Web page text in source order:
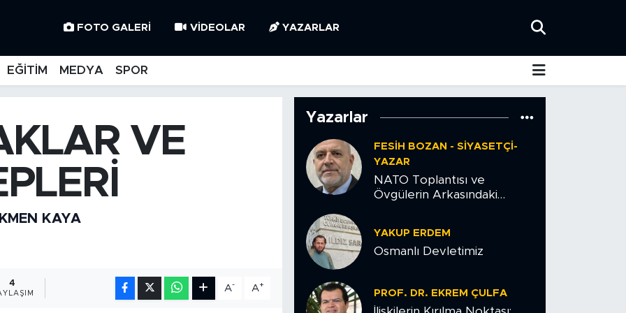
FOTO GALERI VIDEOLAR YAZARLAR
EĞİTİM MEDYA SPOR
VE
KAYA
4 A- A+
Yazarlar
FESIH BOZAN - SIYASETÇI-
YAZAR
NATO Toplantısı ve
Övgülerin Arkasındaki
YAKUP ERDEM
Osmanlı Devletimiz
PROF. DR. EKREM ÇULFA